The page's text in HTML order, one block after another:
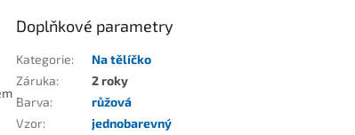
Doplňkové parametry
Kategorie:
Na tělíčko
Záruka:
2 roky
Barva:
růžová
Vzor: jednobarevný